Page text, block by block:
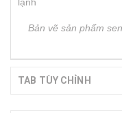
Bản vẽ sản phẩm
TAB TÙY CHỈNH